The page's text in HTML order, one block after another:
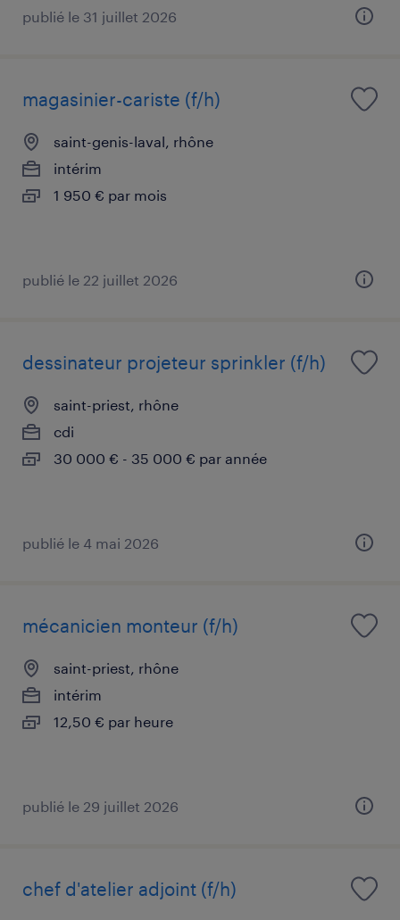
publié le 31 juillet 2026
magasinier-cariste (f/h)
saint-genis-laval, rhône
intérim
1 950 € par mois
publié le 22 juillet 2026
dessinateur projeteur sprinkler (f/h)
saint-priest, rhône
cdi
30 000 € - 35 000 € par année
publié le 4 mai 2026
mécanicien monteur (f/h)
saint-priest, rhône
intérim
12,50 € par heure
publié le 29 juillet 2026
chef d'atelier adjoint (f/h)